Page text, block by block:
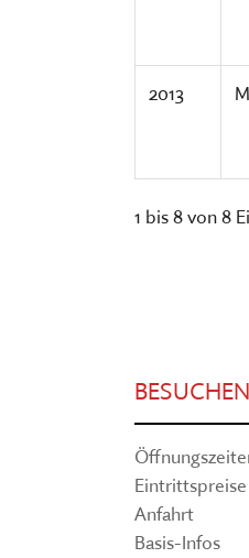
2013
1 bis 8 von 8
BESUCHEN
Eintrittspreise
Anfahrt
Basis-Infos